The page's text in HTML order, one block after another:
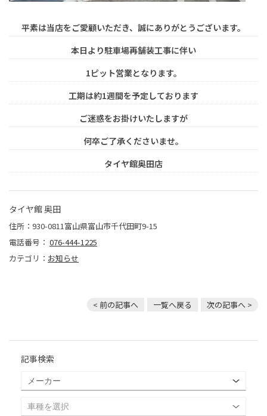
平素は当店をご愛顧いただき、誠にありがとうございます。
本日より駐車場再舗装工事に伴い
1ピット営業となります。
工期は約1週間を予定しております
ご迷惑をお掛けいたしますが
何卒ご了承くださいませ。
タイヤ館奥田店
タイヤ館 奥田
住所：930-0811富山県富山市千代田町9-15
電話番号： 076-444-1225
カテゴリ： お知らせ
< 前の記事へ 一覧へ戻る 次の記事へ >
記事検索